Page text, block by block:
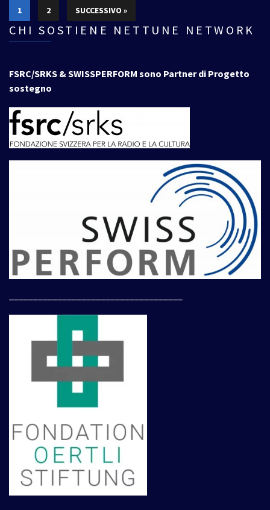
1
2 SUCCESSIVO »
CHI SOSTIENE NETTUNE NETWORK
FSRC/SRKS & SWISSPERFORM sono Partner di Progetto
sostegno